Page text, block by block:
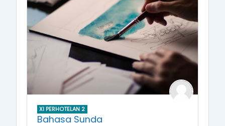
XI PERHOTELAN 2
Bahasa Sunda